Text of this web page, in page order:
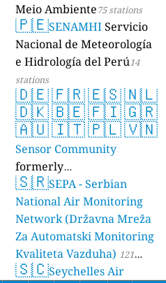
Meio Ambiente75 stations
🇵🇪SENAMHIServicio
Nacional de Meteorología
e Hidrología del Perú14
stations
🇩🇪🇫🇷🇪🇸🇳🇱
🇩🇰🇧🇪🇫🇮🇬🇷
🇦🇺🇮🇹🇵🇱🇻🇳
Sensor Community
formerly
luftdaten.info35819 stations
🇸🇷SEPA - Serbian
National Air Monitoring
Network (Državna Mreža
Za Automatski Monitoring
Kvaliteta Vazduha) 121
stations
🇸🇨Seychelles Air